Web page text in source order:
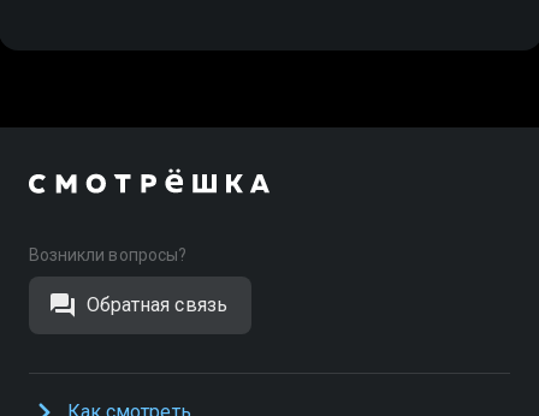
Возникли вопросы?
Обратная связь